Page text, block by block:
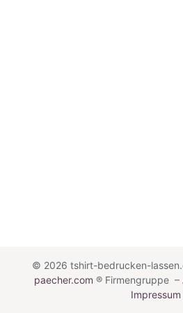
© 2026 tshirt-bedrucken-
paecher.com ® Firmengruppe –
Impressum